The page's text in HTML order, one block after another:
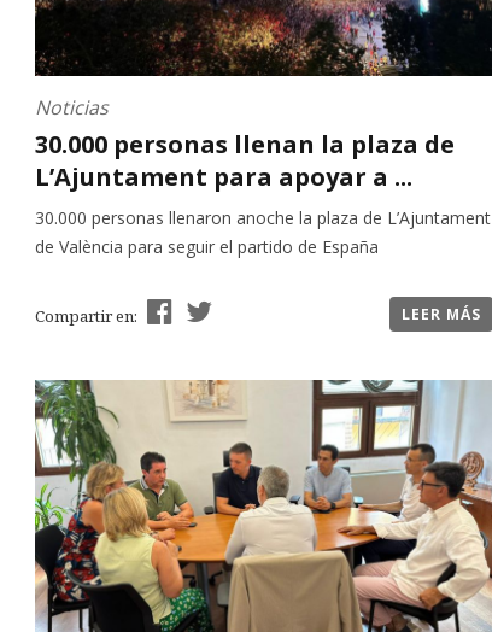
Noticias
30.000 personas llenan la plaza de
L’Ajuntament para apoyar a ...
30.000 personas llenaron anoche la plaza de L’Ajuntament
de València para seguir el partido de España
Compartir en: LEER MÁS